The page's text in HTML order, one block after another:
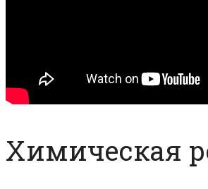
Химическая